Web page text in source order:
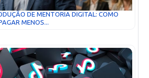
DE MENTORIA DIGITAL: COMO
MENOS...